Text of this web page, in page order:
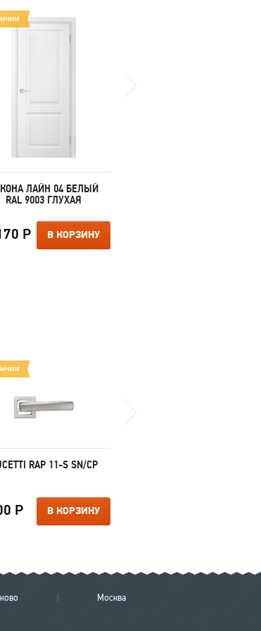
ЛАЙН 04 БЕЛЫЙ
RAL 9003 ГЛУХАЯ
Р В КОРЗИНУ
RAP 11-S SN/CP
Р В КОРЗИНУ
Москва